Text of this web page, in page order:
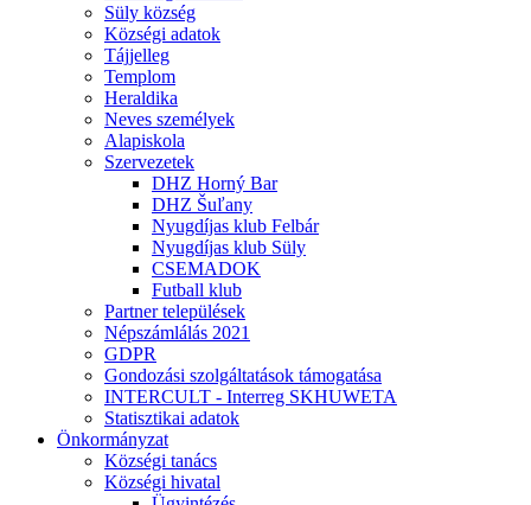
Süly község
Községi adatok
Tájjelleg
Templom
Heraldika
Neves személyek
Alapiskola
Szervezetek
DHZ Horný Bar
DHZ Šuľany
Nyugdíjas klub Felbár
Nyugdíjas klub Süly
CSEMADOK
Futball klub
Partner települések
Népszámlálás 2021
GDPR
Gondozási szolgáltatások támogatása
INTERCULT - Interreg SKHUWETA
Statisztikai adatok
Önkormányzat
Községi tanács
Községi hivatal